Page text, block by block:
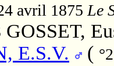
avril 1875 Le
GOSSET,
E.S.V.
(